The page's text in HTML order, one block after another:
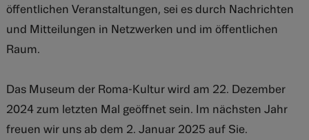
öffentlichen Veranstaltungen, sei es durch Nachrichten
und Mitteilungen in Netzwerken und im öffentlichen
Raum.
Das Museum der Roma-Kultur wird am 22. Dezember
2024 zum letzten Mal geöffnet sein. Im nächsten Jahr
freuen wir uns ab dem 2. Januar 2025 auf Sie.